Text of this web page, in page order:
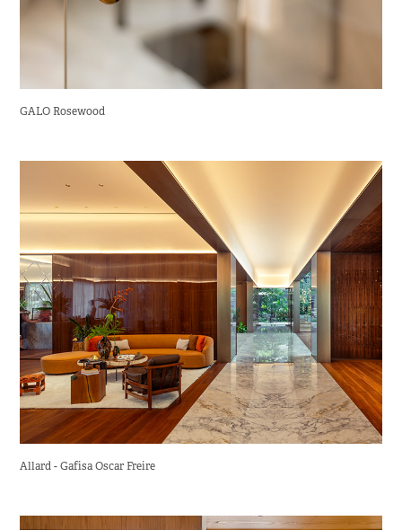
GALO Rosewood
Allard - Gafisa Oscar Freire